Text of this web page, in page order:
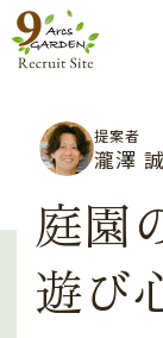
提案者
瀧澤 誠
庭園
遊び